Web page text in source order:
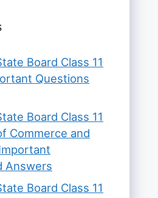
Board Class 11
Questions
Board Class 11
Commerce and
Answers
Board Class 11